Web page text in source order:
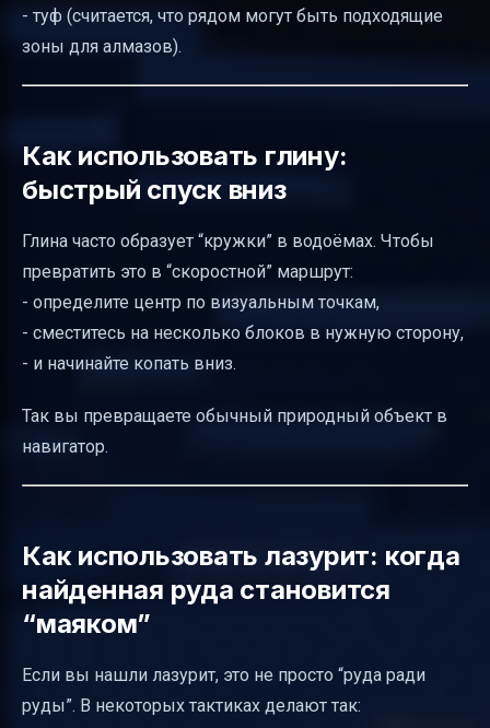
- туф (считается, что рядом могут быть подходящие
зоны для алмазов).
Как использовать глину:
быстрый спуск вниз
Глина часто образует “кружки” в водоёмах. Чтобы
превратить это в “скоростной” маршрут:
- определите центр по визуальным точкам,
- сместитесь на несколько блоков в нужную сторону,
- и начинайте копать вниз.
Так вы превращаете обычный природный объект в
навигатор.
Как использовать лазурит: когда
найденная руда становится
“маяком”
Если вы нашли лазурит, это не просто “руда ради
руды”. В некоторых тактиках делают так: